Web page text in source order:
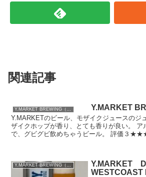
関連記事
Y.MARKET BREWING（愛知） Y.MARKET
Y.MARKETのビール、モザイクジュースのジ
ザイクホップが香り、とても香りが良い。 ア
で、グビグビ飲めちゃうビール。 評価３
Y.MARKET BREWING（愛知）
Y.MARKET
WESTCOAST